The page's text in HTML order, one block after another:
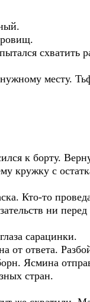
схватить
месту.
к борту.
кружку с
Кто-то
ни
сарацинки.
от ответа.
Ясмина
стран.